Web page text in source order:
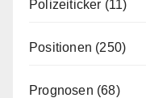
Polizeiticker (11)
Positionen (250)
Prognosen (68)